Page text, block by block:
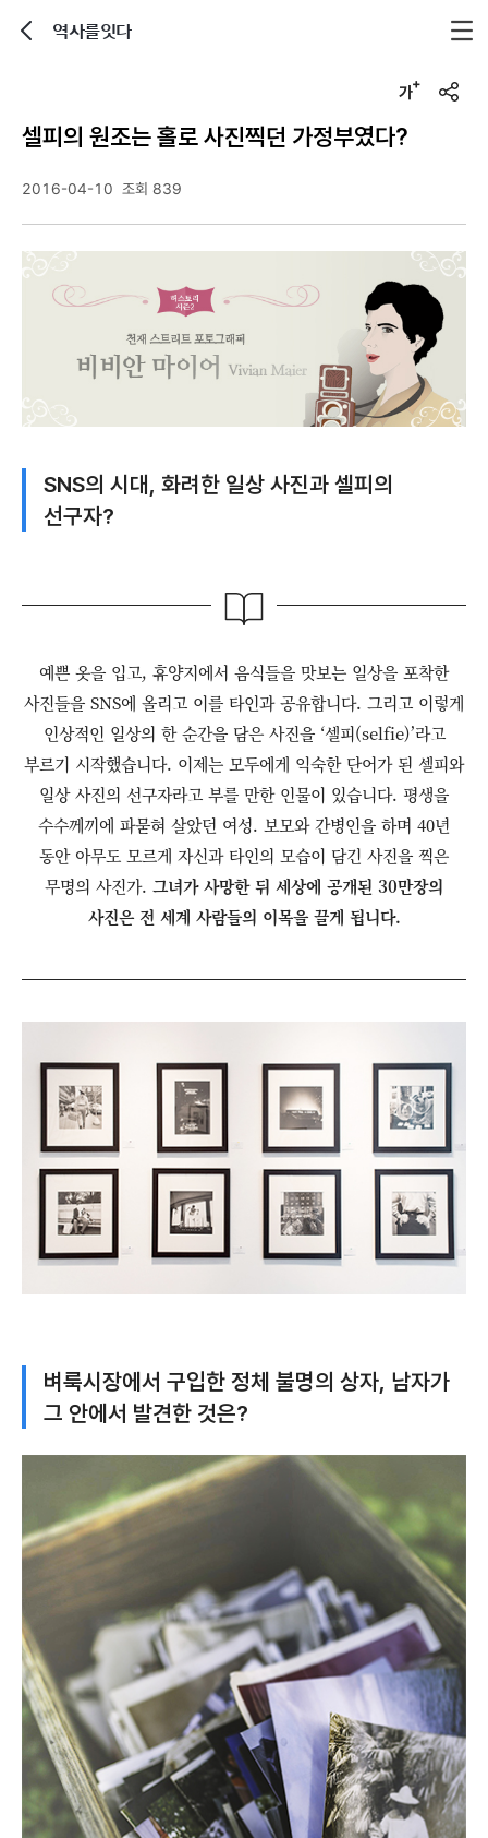
역사를잇다
u
셀피의 원조는 홀로 사진찍던 가정부였다?
2016-04-10 조회 839
SNS의 시대, 화려한 일상 사진과 셀피의
선구자?
예쁜 옷을 입고, 휴양지에서 음식들을 맛보는 일상을 포착한
사진들을 SNS에 올리고 이를 타인과 공유합니다. 그리고 이렇게
인상적인 일상의 한 순간을 담은 사진을 ‘셀피(selfie)’라고
부르기 시작했습니다. 이제는 모두에게 익숙한 단어가 된 셀피와
일상 사진의 선구자라고 부를 만한 인물이 있습니다. 평생을
수수께끼에 파묻혀 살았던 여성. 보모와 간병인을 하며 40년
동안 아무도 모르게 자신과 타인의 모습이 담긴 사진을 찍은
무명의 사진가. 그녀가 사망한 뒤 세상에 공개된 30만장의
사진은 전 세계 사람들의 이목을 끌게 됩니다.
벼룩시장에서 구입한 정체 불명의 상자, 남자가
그 안에서 발견한 것은?